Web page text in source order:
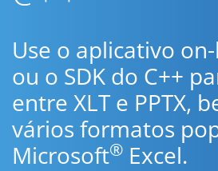
Use o aplicativo
ou o SDK do C++
entre XLT e PPTX,
vários formatos
Microsoft® Excel.